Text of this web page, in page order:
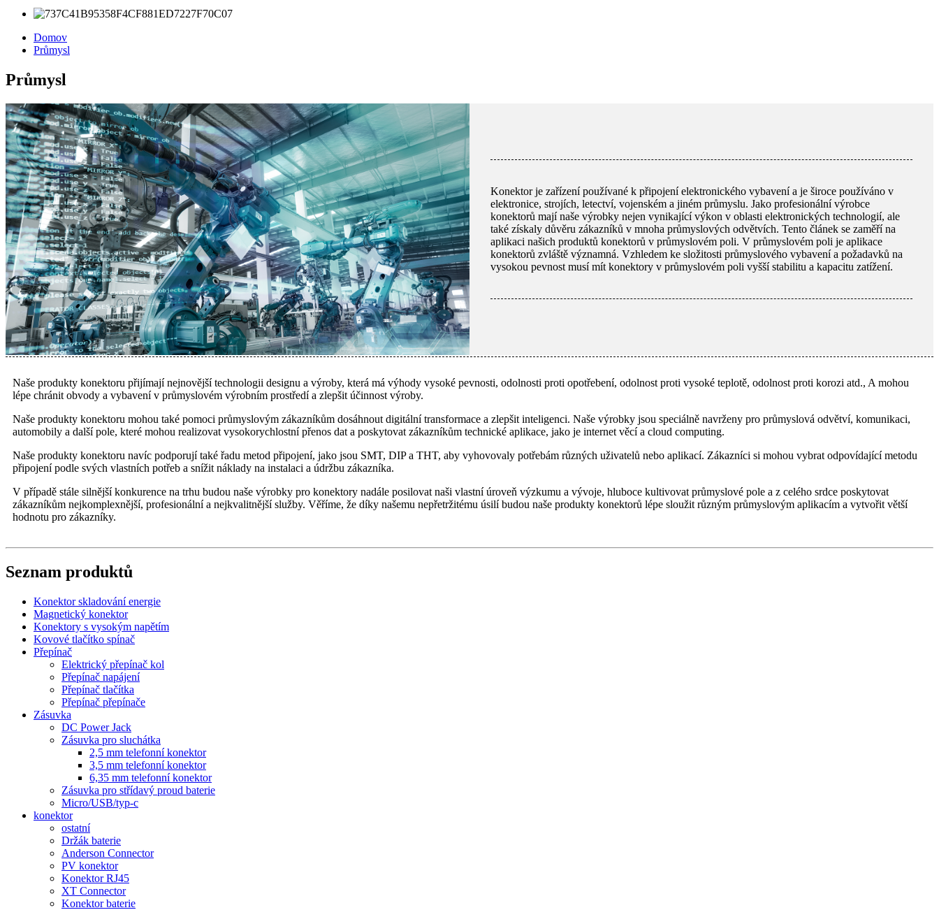
Domov
Průmysl
Průmysl
Konektor je zařízení používané k připojení elektronického vybavení a je široce používáno v
elektronice, strojích, letectví, vojenském a jiném průmyslu. Jako profesionální výrobce
konektorů mají naše výrobky nejen vynikající výkon v oblasti elektronických technologií, ale
také získaly důvěru zákazníků v mnoha průmyslových odvětvích. Tento článek se zaměří na
aplikaci našich produktů konektorů v průmyslovém poli. V průmyslovém poli je aplikace
konektorů zvláště významná. Vzhledem ke složitosti průmyslového vybavení a požadavků na
vysokou pevnost musí mít konektory v průmyslovém poli vyšší stabilitu a kapacitu zatížení.
Naše produkty konektoru přijímají nejnovější technologii designu a výroby, která má výhody vysoké pevnosti, odolnosti proti opotřebení, odolnost proti vysoké teplotě, odolnost proti korozi atd., A mohou
lépe chránit obvody a vybavení v průmyslovém výrobním prostředí a zlepšit účinnost výroby.
Naše produkty konektoru mohou také pomoci průmyslovým zákazníkům dosáhnout digitální transformace a zlepšit inteligenci. Naše výrobky jsou speciálně navrženy pro průmyslová odvětví, komunikaci,
automobily a další pole, které mohou realizovat vysokorychlostní přenos dat a poskytovat zákazníkům technické aplikace, jako je internet věcí a cloud computing.
Naše produkty konektoru navíc podporují také řadu metod připojení, jako jsou SMT, DIP a THT, aby vyhovovaly potřebám různých uživatelů nebo aplikací. Zákazníci si mohou vybrat odpovídající metodu
připojení podle svých vlastních potřeb a snížit náklady na instalaci a údržbu zákazníka.
V případě stále silnější konkurence na trhu budou naše výrobky pro konektory nadále posilovat naši vlastní úroveň výzkumu a vývoje, hluboce kultivovat průmyslové pole a z celého srdce poskytovat
zákazníkům nejkomplexnější, profesionální a nejkvalitnější služby. Věříme, že díky našemu nepřetržitému úsilí budou naše produkty konektorů lépe sloužit různým průmyslovým aplikacím a vytvořit větší
hodnotu pro zákazníky.
Seznam produktů
Konektor skladování energie
Magnetický konektor
Konektory s vysokým napětím
Kovové tlačítko spínač
Přepínač
Elektrický přepínač kol
Přepínač napájení
Přepínač tlačítka
Přepínač přepínače
Zásuvka
DC Power Jack
Zásuvka pro sluchátka
2,5 mm telefonní konektor
3,5 mm telefonní konektor
6,35 mm telefonní konektor
Zásuvka pro střídavý proud baterie
Micro/USB/typ-c
konektor
ostatní
Držák baterie
Anderson Connector
PV konektor
Konektor RJ45
XT Connector
Konektor baterie